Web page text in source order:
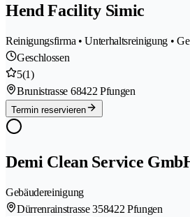
Hend Facility Simic
Reinigungsfirma • Unterhaltsreinigung •
Geschlossen
5(1)
Brunistrasse 68422 Pfungen
Termin reservieren
Demi Clean Service
Gebäudereinigung
Dürrenrainstrasse 358422 Pfungen